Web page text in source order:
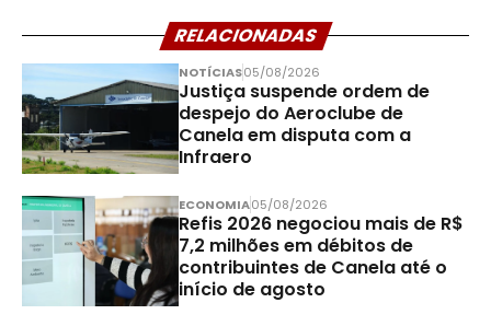
RELACIONADAS
NOTÍCIAS05/08/2026
Justiça suspende ordem de
despejo do Aeroclube de
Canela em disputa com a
Infraero
ECONOMIA05/08/2026
Refis 2026 negociou mais de R$
7,2 milhões em débitos de
contribuintes de Canela até o
início de agosto